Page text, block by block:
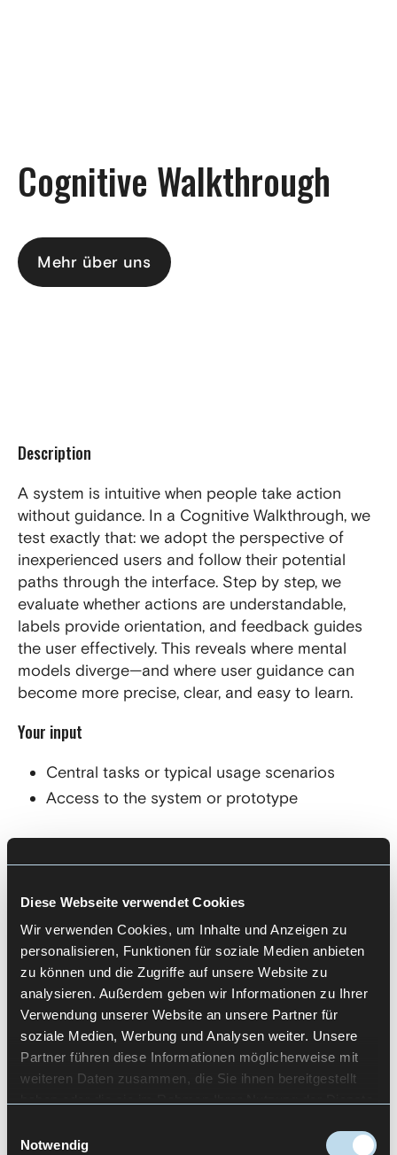
Diese Webseite verwendet Cookies
Wir verwenden Cookies, um Inhalte und Anzeigen zu
personalisieren, Funktionen für soziale Medien anbieten
zu können und die Zugriffe auf unsere Website zu
analysieren. Außerdem geben wir Informationen zu Ihrer
Verwendung unserer Website an unsere Partner für
soziale Medien, Werbung und Analysen weiter. Unsere
Partner führen diese Informationen möglicherweise mit
weiteren Daten zusammen, die Sie ihnen bereitgestellt
Notwendig
Cognitive Walkthrough
Mehr über uns
Description
A system is intuitive when people take action
without guidance. In a Cognitive Walkthrough, we
test exactly that: we adopt the perspective of
inexperienced users and follow their potential
paths through the interface. Step by step, we
evaluate whether actions are understandable,
labels provide orientation, and feedback guides
the user effectively. This reveals where mental
models diverge—and where user guidance can
become more precise, clear, and easy to learn.
Your input
Central tasks or typical usage scenarios
Access to the system or prototype
Our result
Identified breakpoints in the user experience
Recommendations to improve
comprehensibility and learnability
Let's Talk